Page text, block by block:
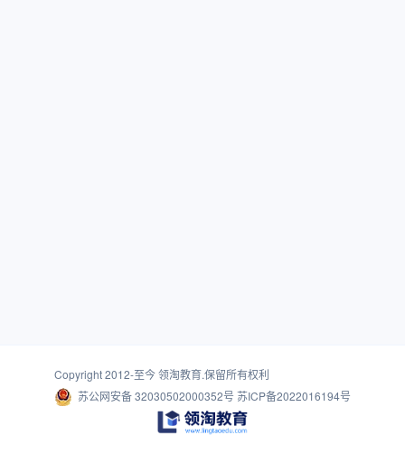
Copyright 2012-至今领淘教育.保留所有权利
苏公网安备 32030502000352号 苏ICP备2022016194号